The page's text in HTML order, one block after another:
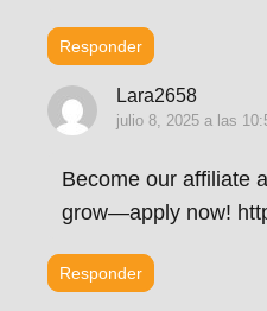
Responder
Lara2658
julio 8, 2025 a las
Become our affiliate
grow—apply now!
Responder